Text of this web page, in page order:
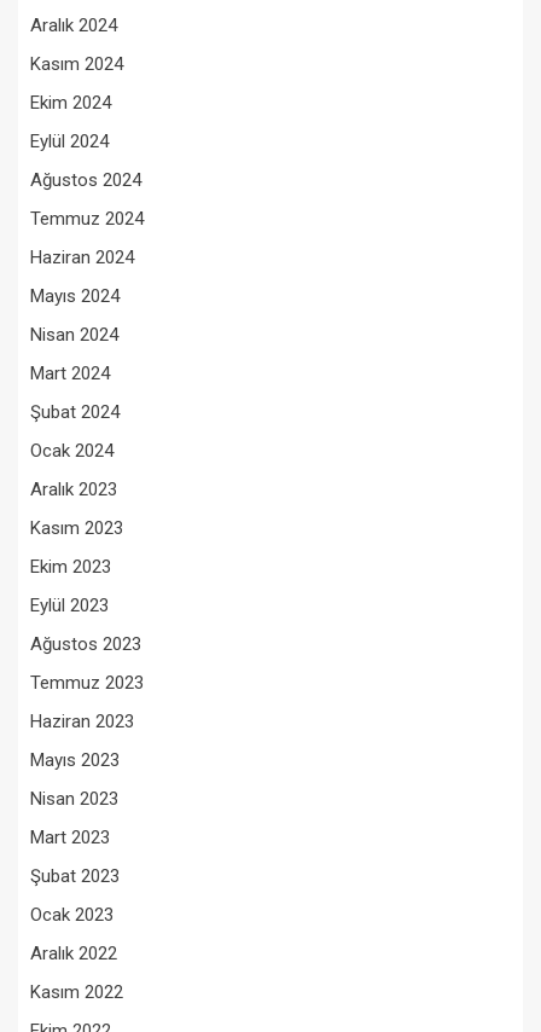
Aralık 2024
Kasım 2024
Ekim 2024
Eylül 2024
Ağustos 2024
Temmuz 2024
Haziran 2024
Mayıs 2024
Nisan 2024
Mart 2024
Şubat 2024
Ocak 2024
Aralık 2023
Kasım 2023
Ekim 2023
Eylül 2023
Ağustos 2023
Temmuz 2023
Haziran 2023
Mayıs 2023
Nisan 2023
Mart 2023
Şubat 2023
Ocak 2023
Aralık 2022
Kasım 2022